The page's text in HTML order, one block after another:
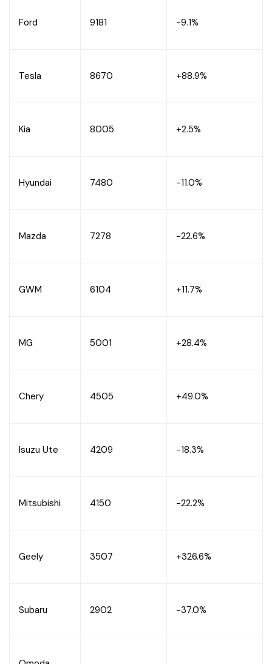
Ford 9181 -9.1%
Tesla 8670 +88.9%
Kia 8005 +2.5%
Hyundai 7480 -11.0%
Mazda 7278 -22.6%
GWM 6104 +11.7%
MG 5001 +28.4%
Chery 4505 +49.0%
Isuzu Ute 4209 -18.3%
Mitsubishi 4150 -22.2%
Geely 3507 +326.6%
Subaru 2902 -37.0%